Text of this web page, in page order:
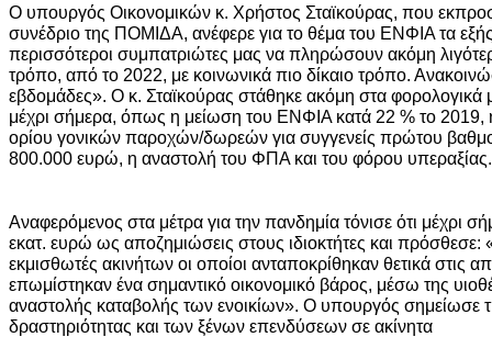
Ο υπουργός Οικονομικών κ. Χρήστος Σταϊκούρας, που
συνέδριο της ΠΟΜΙΔΑ, ανέφερε για το θέμα του ΕΝΦΙΑ τα
περισσότεροι συμπατριώτες μας να πληρώσουν ακόμη
τρόπο, από το 2022, με κοινωνικά πιο δίκαιο τρόπο.
εβδομάδες». Ο κ. Σταϊκούρας στάθηκε ακόμη στα φορολογικά
μέχρι σήμερα, όπως η μείωση του ΕΝΦΙΑ κατά 22 % το
ορίου γονικών παροχών/δωρεών για συγγενείς πρώτου
800.000 ευρώ, η αναστολή του ΦΠΑ και του φόρου υπεραξίας.
Αναφερόμενος στα μέτρα για την πανδημία τόνισε ότι μέχρι
εκατ. ευρώ ως αποζημιώσεις στους ιδιοκτήτες και
εκμισθωτές ακινήτων οι οποίοι ανταποκρίθηκαν θετικά στις
επωμίστηκαν ένα σημαντικό οικονομικό βάρος, μέσω της
αναστολής καταβολής των ενοικίων». Ο υπουργός σημείωσε
δραστηριότητας και των ξένων επενδύσεων σε ακίνητα